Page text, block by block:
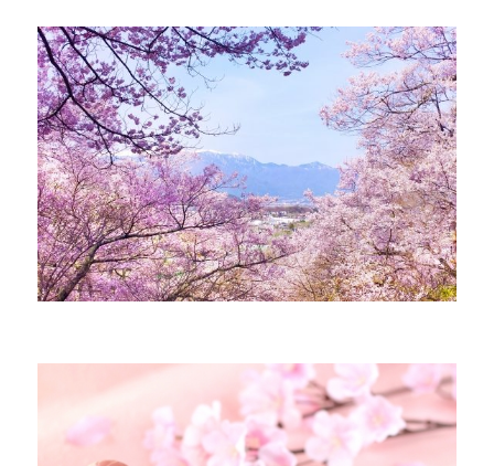
ョ
コ
の
お
返
し
は
必
要？
お
薦
め
し
と
ダ
メ